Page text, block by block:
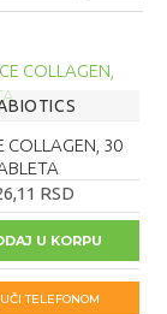
COLLAGEN, 30
RSD
U KORPU
TELEFONOM